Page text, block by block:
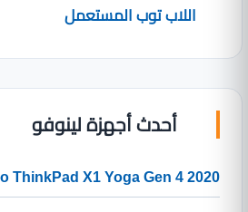
اللاب توب المستعمل
أحدث أجهزة لينوفو
ThinkPad X1 Yoga Gen 4 2020